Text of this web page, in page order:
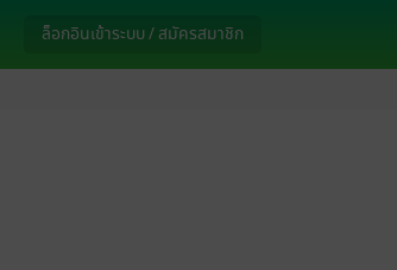
ล็อกอินเข้าระบบ / สมัครสมาชิก